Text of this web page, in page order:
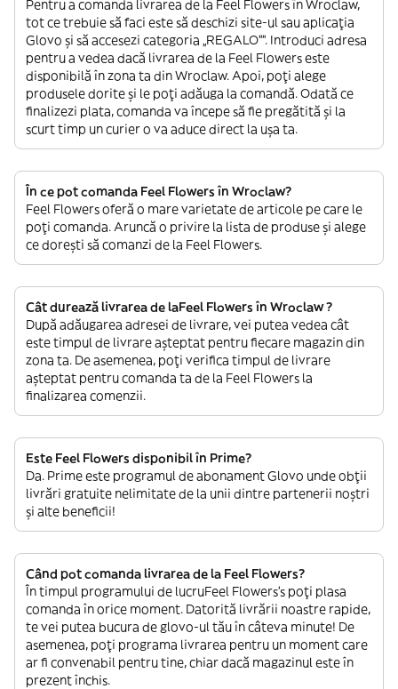
Pentru a comanda livrarea de la Feel Flowers în Wroclaw,
tot ce trebuie să faci este să deschizi site-ul sau aplicația
Glovo și să accesezi categoria „REGALO””. Introduci adresa
pentru a vedea dacă livrarea de la Feel Flowers este
disponibilă în zona ta din Wroclaw. Apoi, poți alege
produsele dorite și le poți adăuga la comandă. Odată ce
finalizezi plata, comanda va începe să fie pregătită și la
scurt timp un curier o va aduce direct la ușa ta.
În ce pot comanda Feel Flowers în Wroclaw?
Feel Flowers oferă o mare varietate de articole pe care le
poți comanda. Aruncă o privire la lista de produse și alege
ce dorești să comanzi de la Feel Flowers.
Cât durează livrarea de laFeel Flowers în Wroclaw ?
După adăugarea adresei de livrare, vei putea vedea cât
este timpul de livrare așteptat pentru fiecare magazin din
zona ta. De asemenea, poți verifica timpul de livrare
așteptat pentru comanda ta de la Feel Flowers la
finalizarea comenzii.
Este Feel Flowers disponibil în Prime?
Da. Prime este programul de abonament Glovo unde obții
livrări gratuite nelimitate de la unii dintre partenerii noștri
și alte beneficii!
Când pot comanda livrarea de la Feel Flowers?
În timpul programului de lucruFeel Flowers’s poți plasa
comanda în orice moment. Datorită livrării noastre rapide,
te vei putea bucura de glovo-ul tău în câteva minute! De
asemenea, poți programa livrarea pentru un moment care
ar fi convenabil pentru tine, chiar dacă magazinul este în
prezent închis.